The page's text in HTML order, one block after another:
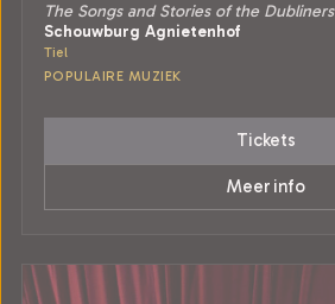
The Songs and Stories of the Dubliners
Schouwburg Agnietenhof
Tiel
POPULAIRE MUZIEK
Tickets
Meer info